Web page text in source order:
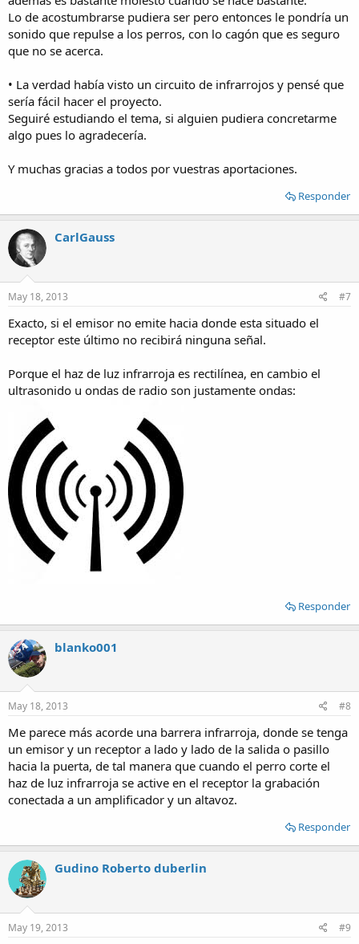
Lo de acostumbrarse pudiera ser pero entonces le pondría un
sonido que repulse a los perros, con lo cagón que es seguro
que no se acerca.
• La verdad había visto un circuito de infrarrojos y pensé que
sería fácil hacer el proyecto.
Seguiré estudiando el tema, si alguien pudiera concretarme
algo pues lo agradecería.
Y muchas gracias a todos por vuestras aportaciones.
Responder
CarlGauss
May 18, 2013 #7
Exacto, si el emisor no emite hacia donde esta situado el
receptor este último no recibirá ninguna señal.
Porque el haz de luz infrarroja es rectilínea, en cambio el
ultrasonido u ondas de radio son justamente ondas:
Responder
blanko001
May 18, 2013 #8
Me parece más acorde una barrera infrarroja, donde se tenga
un emisor y un receptor a lado y lado de la salida o pasillo
hacia la puerta, de tal manera que cuando el perro corte el
haz de luz infrarroja se active en el receptor la grabación
conectada a un amplificador y un altavoz.
Responder
Gudino Roberto duberlin
May 19, 2013 #9